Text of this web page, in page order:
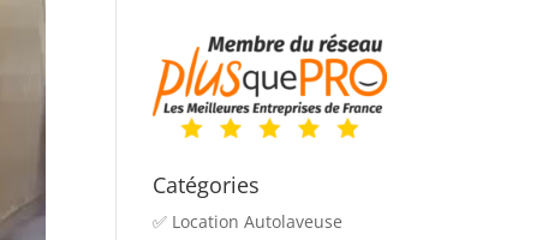
Catégories
✅ Location Autolaveuse